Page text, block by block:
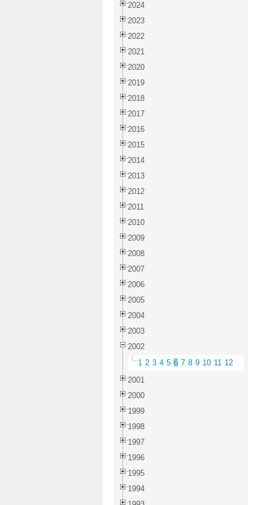
2024
2023
2022
2021
2020
2019
2018
2017
2016
2015
2014
2013
2012
2011
2010
2009
2008
2007
2006
2005
2004
2003
2002
1 2 3 4 5 6 7 8 9 10 11 12
2001
2000
1999
1998
1997
1996
1995
1994